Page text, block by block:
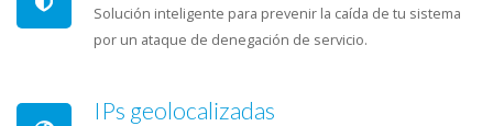
Solución inteligente para prevenir la caída de tu sistema
por un ataque de denegación de servicio.
IPs geolocalizadas